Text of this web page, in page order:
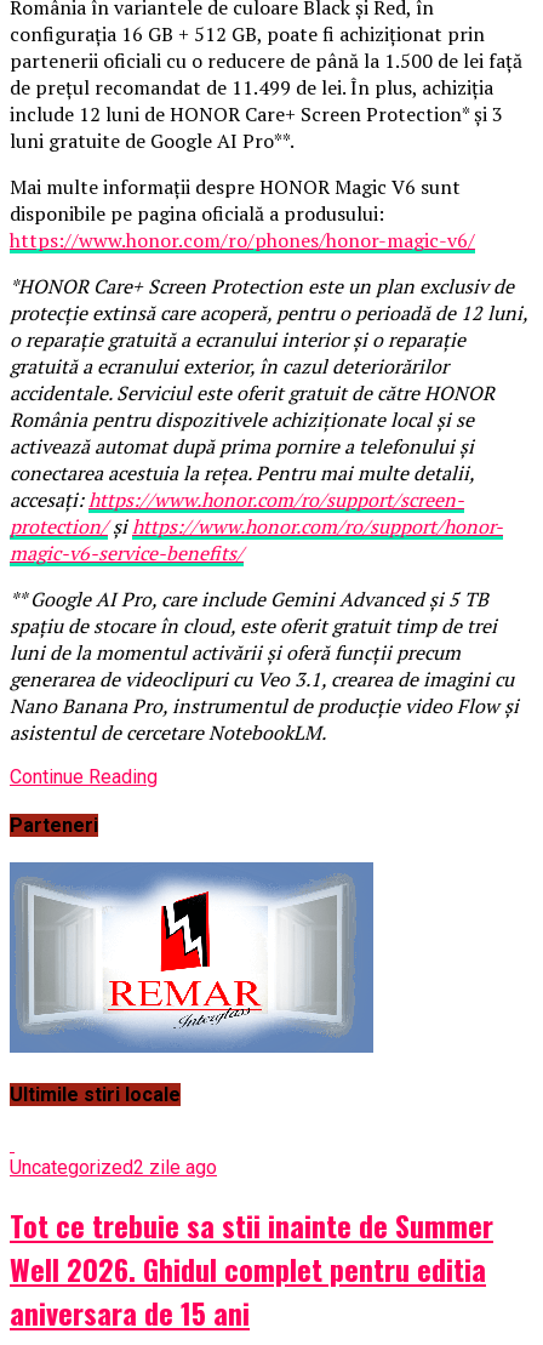
România în variantele de culoare Black și Red, în
configurația 16 GB + 512 GB, poate fi achiziționat prin
partenerii oficiali cu o reducere de până la 1.500 de lei față
de prețul recomandat de 11.499 de lei. În plus, achiziția
include 12 luni de HONOR Care+ Screen Protection* și 3
luni gratuite de Google AI Pro**.
Mai multe informații despre HONOR Magic V6 sunt
disponibile pe pagina oficială a produsului:
https://www.honor.com/ro/phones/honor-magic-v6/
*HONOR Care+ Screen Protection este un plan exclusiv de
protecție extinsă care acoperă, pentru o perioadă de 12 luni,
o reparație gratuită a ecranului interior și o reparație
gratuită a ecranului exterior, în cazul deteriorărilor
accidentale. Serviciul este oferit gratuit de către HONOR
România pentru dispozitivele achiziționate local și se
activează automat după prima pornire a telefonului și
conectarea acestuia la rețea. Pentru mai multe detalii,
accesați:https://www.honor.com/ro/support/screen-
protection/șihttps://www.honor.com/ro/support/honor-
magic-v6-service-benefits/
** Google AI Pro, care include Gemini Advanced și 5 TB
spațiu de stocare în cloud, este oferit gratuit timp de trei
luni de la momentul activării și oferă funcții precum
generarea de videoclipuri cu Veo 3.1, crearea de imagini cu
Nano Banana Pro, instrumentul de producție video Flow și
asistentul de cercetare NotebookLM.
Continue Reading
Parteneri
Ultimile stiri locale
Uncategorized2 zile ago
Tot ce trebuie sa stii inainte de Summer
Well 2026. Ghidul complet pentru editia
aniversara de 15 ani